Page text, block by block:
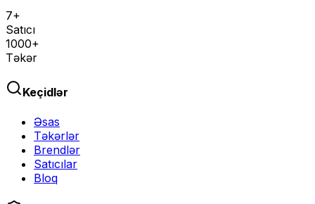
7+
Satıcı
1000+
Təkər
Keçidlər
Əsas
Təkərlər
Brendlər
Satıcılar
Bloq